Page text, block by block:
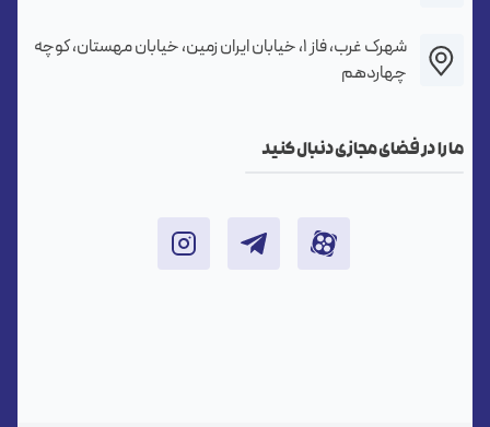
شهرک غرب، فاز ۱، خیابان ایران زمین، خیابان مهستان، کوچه
چهاردهم
ما را در فضای مجازی دنبال کنید